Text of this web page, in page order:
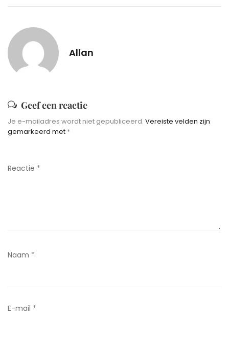
Allan
Geef een reactie
Je e-mailadres wordt niet gepubliceerd. Vereiste velden zijn
gemarkeerd met *
Reactie *
Naam *
E-mail *